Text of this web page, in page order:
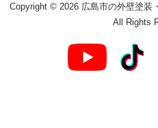
Copyright © 2026 広島市の外壁塗装
All Rights